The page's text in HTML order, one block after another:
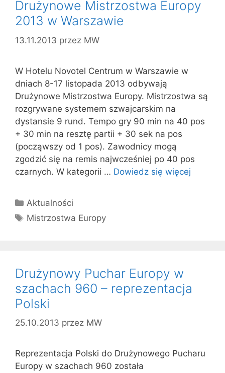
Drużynowe Mistrzostwa Europy
2013 w Warszawie
13.11.2013 przez MW
W Hotelu Novotel Centrum w Warszawie w
dniach 8-17 listopada 2013 odbywają
Drużynowe Mistrzostwa Europy. Mistrzostwa są
rozgrywane systemem szwajcarskim na
dystansie 9 rund. Tempo gry 90 min na 40 pos
+ 30 min na resztę partii + 30 sek na pos
(począwszy od 1 pos). Zawodnicy mogą
zgodzić się na remis najwcześniej po 40 pos
czarnych. W kategorii … Dowiedz się więcej
Kategorie
Aktualności
Tagi
Mistrzostwa Europy
Drużynowy Puchar Europy w
szachach 960 – reprezentacja
Polski
25.10.2013 przez MW
Reprezentacja Polski do Drużynowego Pucharu
Europy w szachach 960 została